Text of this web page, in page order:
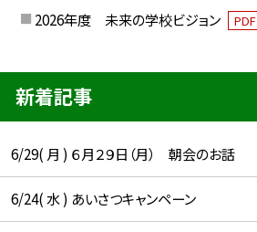
2026年度 未来の学校ビジョン
PDF
新着記事
6/29( 月 ) ６月２９日（月） 朝会のお話
6/24( 水 ) あいさつキャンペーン